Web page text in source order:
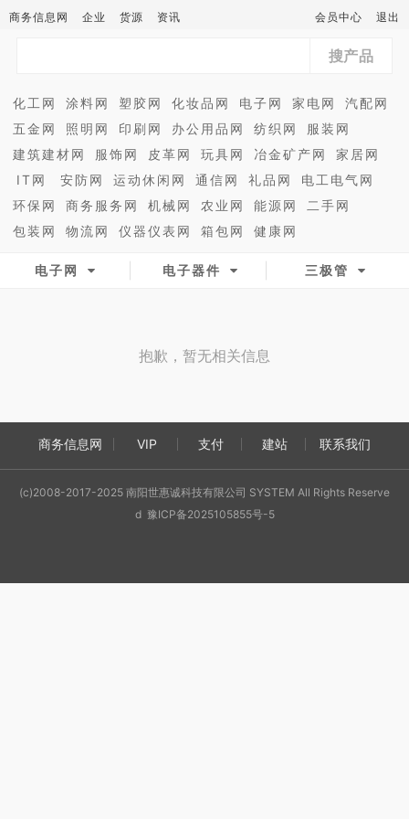
商务信息网 企业 货源 资讯 会员中心 退出
搜产品
化工网 涂料网 塑胶网 化妆品网 电子网 家电网
汽配网
五金网
照明网 印刷网 办公用品网 纺织网
服装网
建筑建材网
服饰网 皮革网 玩具网 冶金矿产网
家居网
IT网
安防网 运动休闲网 通信网 礼品网
电工电气网
环保网
商务服务网 机械网 农业网 能源网
二手网
包装网
物流网 仪器仪表网 箱包网 健康网
电子网 电子器件 三极管
抱歉，暂无相关信息
商务信息网 VIP 支付 建站 联系我们
(c)2008-2017-2025 南阳世惠诚科技有限公司 SYSTEM All Rights Reserve
d 豫ICP备2025105855号-5